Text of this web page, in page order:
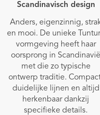
Scandinavisch design
Anders, eigenzinnig,
en mooi. De unieke
vormgeving heeft haar
oorsprong in Scandinavië
met die zo typische
ontwerp traditie.
duidelijke lijnen en altijd
herkenbaar dankzij
specifieke details.